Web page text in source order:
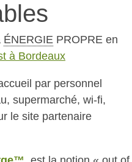
ÉNERGIE PROPRE en
à Bordeaux
par personnel
supermarché, wi-fi,
le site partenaire